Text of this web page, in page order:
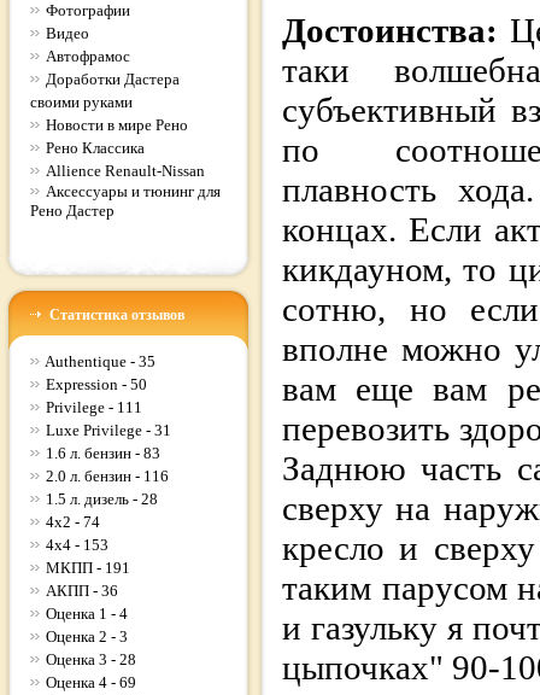
Фотографии
Видео
Автофрамос
Доработки Дастера
своими руками
Новости в мире Рено
Рено Классика
Allience Renault-Nissan
Аксессуары и тюнинг для
Рено Дастер
Статистика отзывов
Authentique - 35
Expression - 50
Privilege - 111
Luxe Privilege - 31
1.6 л. бензин - 83
2.0 л. бензин - 116
1.5 л. дизель - 28
4x2 - 74
4x4 - 153
МКПП - 191
АКПП - 36
Оценка 1 - 4
Оценка 2 - 3
Оценка 3 - 28
Оценка 4 - 69
Достоинства:
таки
субъективный
по
плавность
концах. Если
кикдауном, то
сотню, но
вполне можно
вам еще вам
перевозить
Заднюю часть
сверху на
кресло и
таким парусом
и газульку я
цыпочках" 90-